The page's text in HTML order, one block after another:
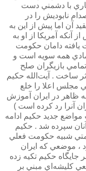
با دشمني دست
نابوديش را در
آن اما پيش از اين به
آنكه آمريكا از او به
يافته دامان حكومت
همه سويه است و
بازيگران صلح
ساخت . آيت‌الله حكيم
مجلس اعلا را خلع
چه به ظاهر در ايران آموزش
آنرا رد كرده است )
مواضع جديد حكيم ادامه
سپرده شد . حكيم
شبيه حكومت فعلي
، موضعي كه ايران
جايگاه حكيم تكيه زده
كليشه‌اي مبني بر